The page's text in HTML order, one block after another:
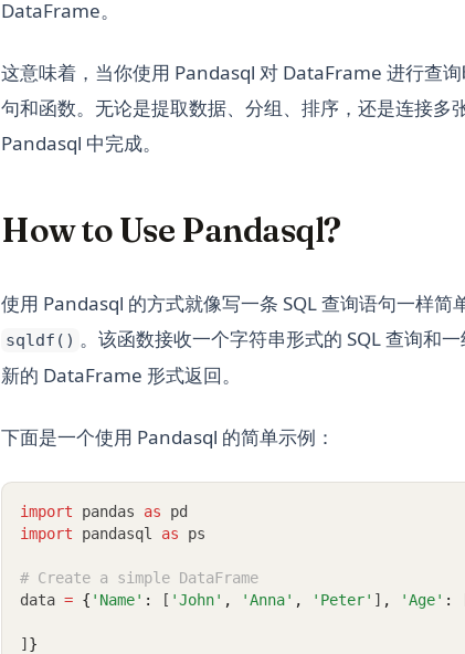
DataFrame。
这意味着，当你使用 Pandasql 对 DataFrame 进行查
句和函数。无论是提取数据、分组、排序，还是连接多
Pandasql 中完成。
How to Use Pandasql?
使用 Pandasql 的方式就像写一条 SQL 查询语句一样
sqldf() 。该函数接收一个字符串形式的 SQL 查询和
新的 DataFrame 形式返回。
下面是一个使用 Pandasql 的简单示例：
import pandas as pd
import pandasql as ps
# Create a simple DataFrame
data = { 'Name' : [ 'John' , 'Anna' , 'Peter' ] , 'Age' :
] }